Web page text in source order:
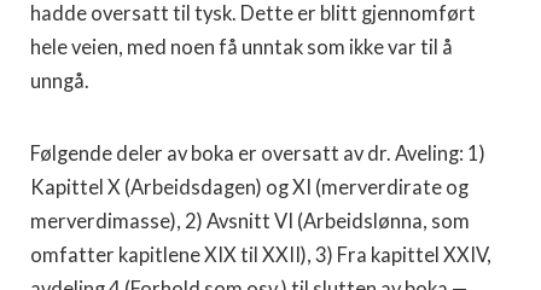
hadde oversatt til tysk. Dette er blitt gjennomført
hele veien, med noen få unntak som ikke var til å
unngå.
Følgende deler av boka er oversatt av dr. Aveling: 1)
Kapit­tel X (Arbeidsdagen) og XI (merverdirate og
merverdimasse), 2) Avsnitt VI (Arbeidslønna, som
omfatter kapitlene XIX til XXII), 3) Fra kapittel XXIV,